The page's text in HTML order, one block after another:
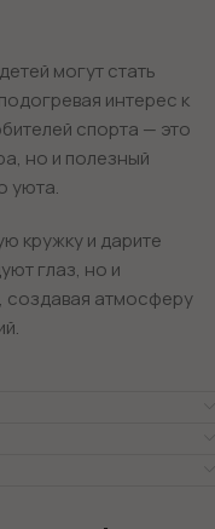
могут стать
интерес к
спорта — это
но и полезный
уюта.
кружку и дарите
глаз, но и
создавая атмосферу